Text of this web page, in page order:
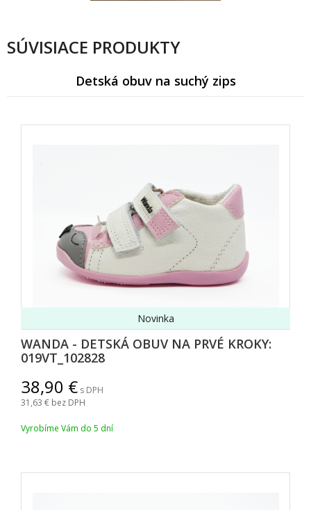
SÚVISIACE PRODUKTY
Detská obuv na suchý zips
WANDA - DETSKÁ OBUV NA PRVÉ KROKY:
019VT_102828
Novinka
38,90
s DPH
31,63 bez DPH
Vyrobíme Vám do 5 dní